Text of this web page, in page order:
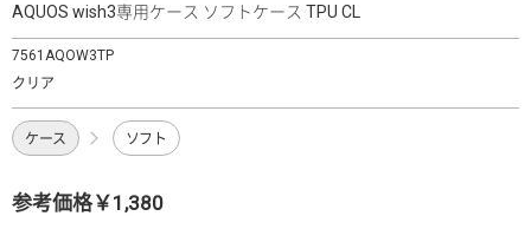
AQUOS wish3専用ケース ソフトケース TPU CL
7561AQOW3TP
クリア
ケース ソフト
参考価格￥1,380